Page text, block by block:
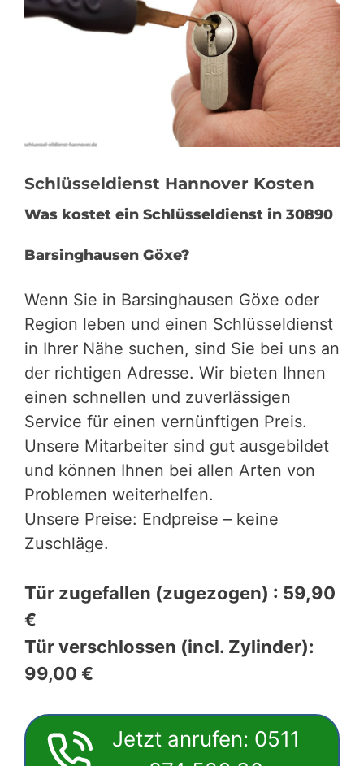
Schlüsseldienst Hannover Kosten
Was kostet ein Schlüsseldienst in 30890
Barsinghausen Göxe?
Wenn Sie in Barsinghausen Göxe oder
Region leben und einen Schlüsseldienst
in Ihrer Nähe suchen, sind Sie bei uns an
der richtigen Adresse. Wir bieten Ihnen
einen schnellen und zuverlässigen
Service für einen vernünftigen Preis.
Unsere Mitarbeiter sind gut ausgebildet
und können Ihnen bei allen Arten von
Problemen weiterhelfen.
Unsere Preise: Endpreise – keine
Zuschläge.
Tür zugefallen (zugezogen) : 59,90
€
Tür verschlossen (incl. Zylinder):
99,00 €
Jetzt anrufen: 0511